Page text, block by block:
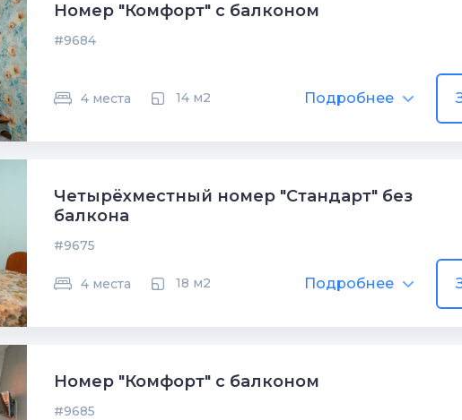
Номер "Комфорт" с балконом
#9684
4 места 14 м2 Подробнее
Четырёхместный номер "Стандарт" без
балкона
#9675
4 места 18 м2 Подробнее
Номер "Комфорт" с балконом
#9685